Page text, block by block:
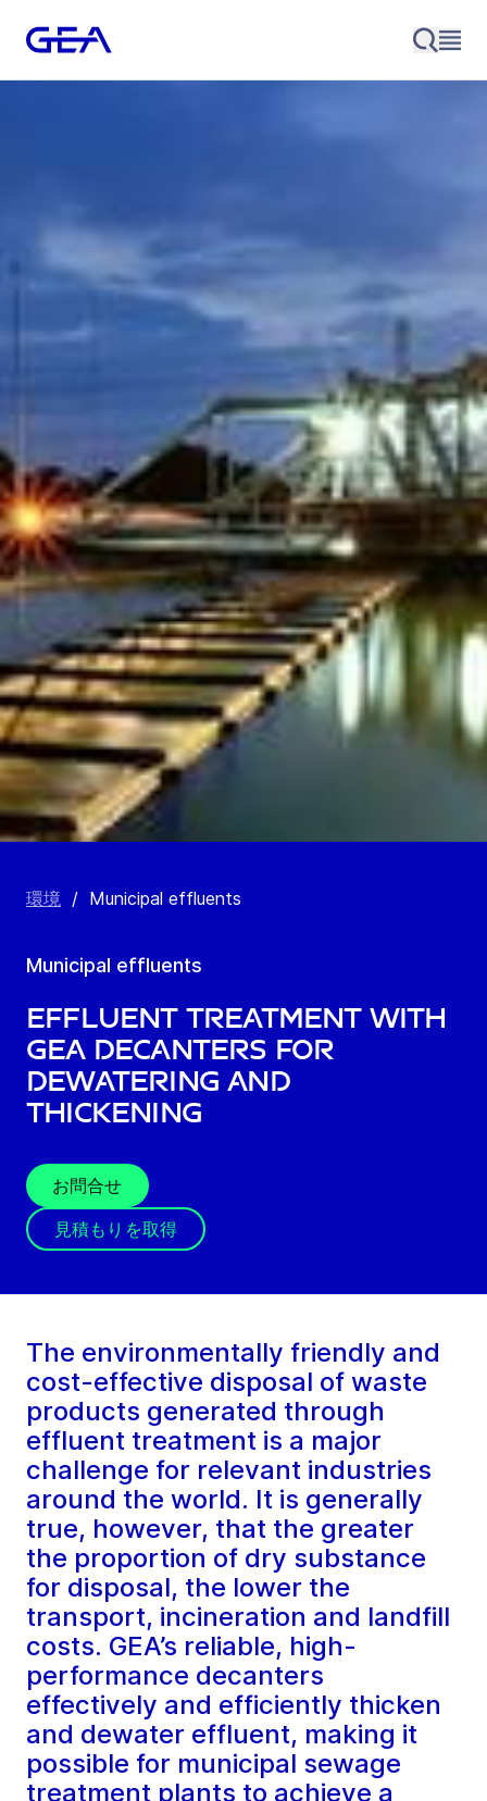
環境 / Municipal effluents
Municipal effluents
Effluent treatment with
GEA decanters for
dewatering and
thickening
お問合せ
見積もりを取得
The environmentally friendly and
cost-effective disposal of waste
products generated through
effluent treatment is a major
challenge for relevant industries
around the world. It is generally
true, however, that the greater
the proportion of dry substance
for disposal, the lower the
transport, incineration and landfill
costs. GEA’s reliable, high-
performance decanters
effectively and efficiently thicken
and dewater effluent, making it
possible for municipal sewage
treatment plants to achieve a